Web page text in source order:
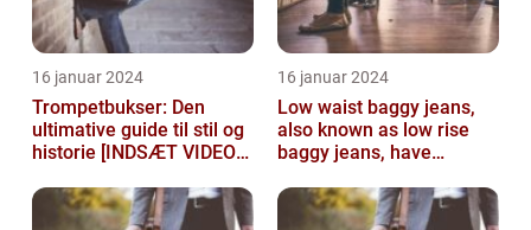
16 januar 2024
Trompetbukser: Den
ultimative guide til stil og
historie [INDSÆT VIDEO
16 januar 2024
Low waist baggy jeans,
also known as low rise
baggy jeans, have
fashion choice for ...